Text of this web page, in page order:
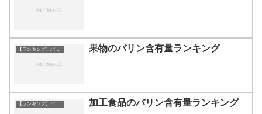
【ランキング】バリン 果物のバリン含有量ランキング
【ランキング】バリン 加工食品のバリン含有量ランキング